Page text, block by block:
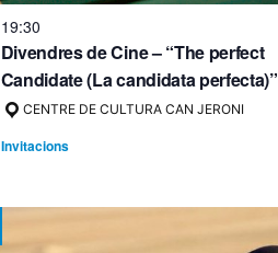
19:30
Divendres de Cine – “The perfect
Candidate (La candidata perfecta)”
CENTRE DE CULTURA CAN JERONI
Invitacions